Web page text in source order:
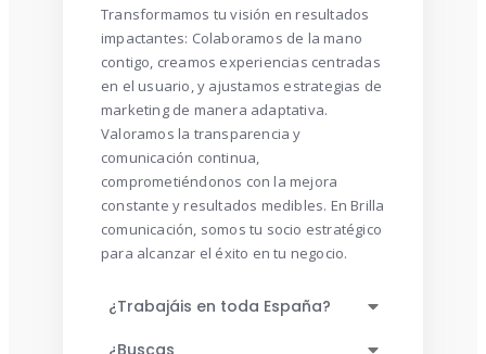
Transformamos tu visión en resultados
impactantes: Colaboramos de la mano
contigo, creamos experiencias centradas
en el usuario, y ajustamos estrategias de
marketing de manera adaptativa.
Valoramos la transparencia y
comunicación continua,
comprometiéndonos con la mejora
constante y resultados medibles. En Brilla
comunicación, somos tu socio estratégico
para alcanzar el éxito en tu negocio.
¿Trabajáis en toda España?
¿Buscas